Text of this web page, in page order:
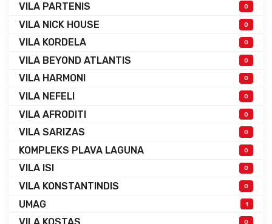
VILA PARTENIS 0
VILA NICK HOUSE 0
VILA KORDELA 0
VILA BEYOND ATLANTIS 0
VILA HARMONI 0
VILA NEFELI 0
VILA AFRODITI 0
VILA SARIZAS 0
KOMPLEKS PLAVA LAGUNA 0
VILA ISI 0
VILA KONSTANTINDIS 0
UMAG 1
0